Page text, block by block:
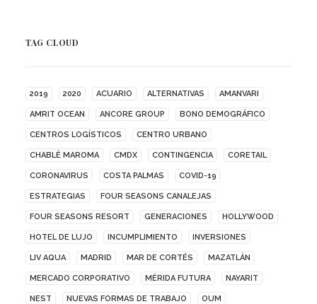
TAG CLOUD
2019 2020 ACUARIO ALTERNATIVAS AMANVARI
AMRIT OCEAN ANCORE GROUP BONO DEMOGRÁFICO
CENTROS LOGÍSTICOS CENTRO URBANO
CHABLÉ MAROMA CMDX CONTINGENCIA CORETAIL
CORONAVIRUS COSTA PALMAS COVID-19
ESTRATEGIAS FOUR SEASONS CANALEJAS
FOUR SEASONS RESORT GENERACIONES HOLLYWOOD
HOTEL DE LUJO INCUMPLIMIENTO INVERSIONES
LIV AQUA MADRID MAR DE CORTÉS MAZATLÁN
MERCADO CORPORATIVO MÉRIDA FUTURA NAYARIT
NEST NUEVAS FORMAS DE TRABAJO OUM